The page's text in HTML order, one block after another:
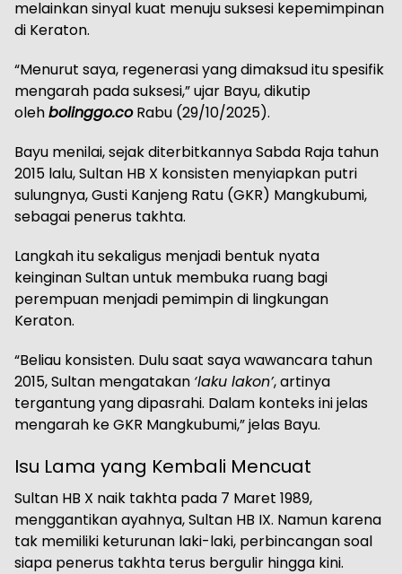
melainkan sinyal kuat menuju suksesi kepemimpinan
di Keraton.
“Menurut saya, regenerasi yang dimaksud itu spesifik
mengarah pada suksesi,” ujar Bayu, dikutip
olehbolinggo.coRabu (29/10/2025).
Bayu menilai, sejak diterbitkannya Sabda Raja tahun
2015 lalu, Sultan HB X konsisten menyiapkan putri
sulungnya, Gusti Kanjeng Ratu (GKR) Mangkubumi,
sebagai penerus takhta.
Langkah itu sekaligus menjadi bentuk nyata
keinginan Sultan untuk membuka ruang bagi
perempuan menjadi pemimpin di lingkungan
Keraton.
“Beliau konsisten. Dulu saat saya wawancara tahun
2015, Sultan mengatakan ‘laku lakon’, artinya
tergantung yang dipasrahi. Dalam konteks ini jelas
mengarah ke GKR Mangkubumi,” jelas Bayu.
Isu Lama yang Kembali Mencuat
Sultan HB X naik takhta pada 7 Maret 1989,
menggantikan ayahnya, Sultan HB IX. Namun karena
tak memiliki keturunan laki-laki, perbincangan soal
siapa penerus takhta terus bergulir hingga kini.